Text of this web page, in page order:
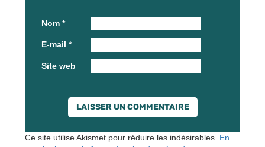
Nom *
E-mail *
Site web
Ce site utilise Akismet pour réduire les indésirables. En